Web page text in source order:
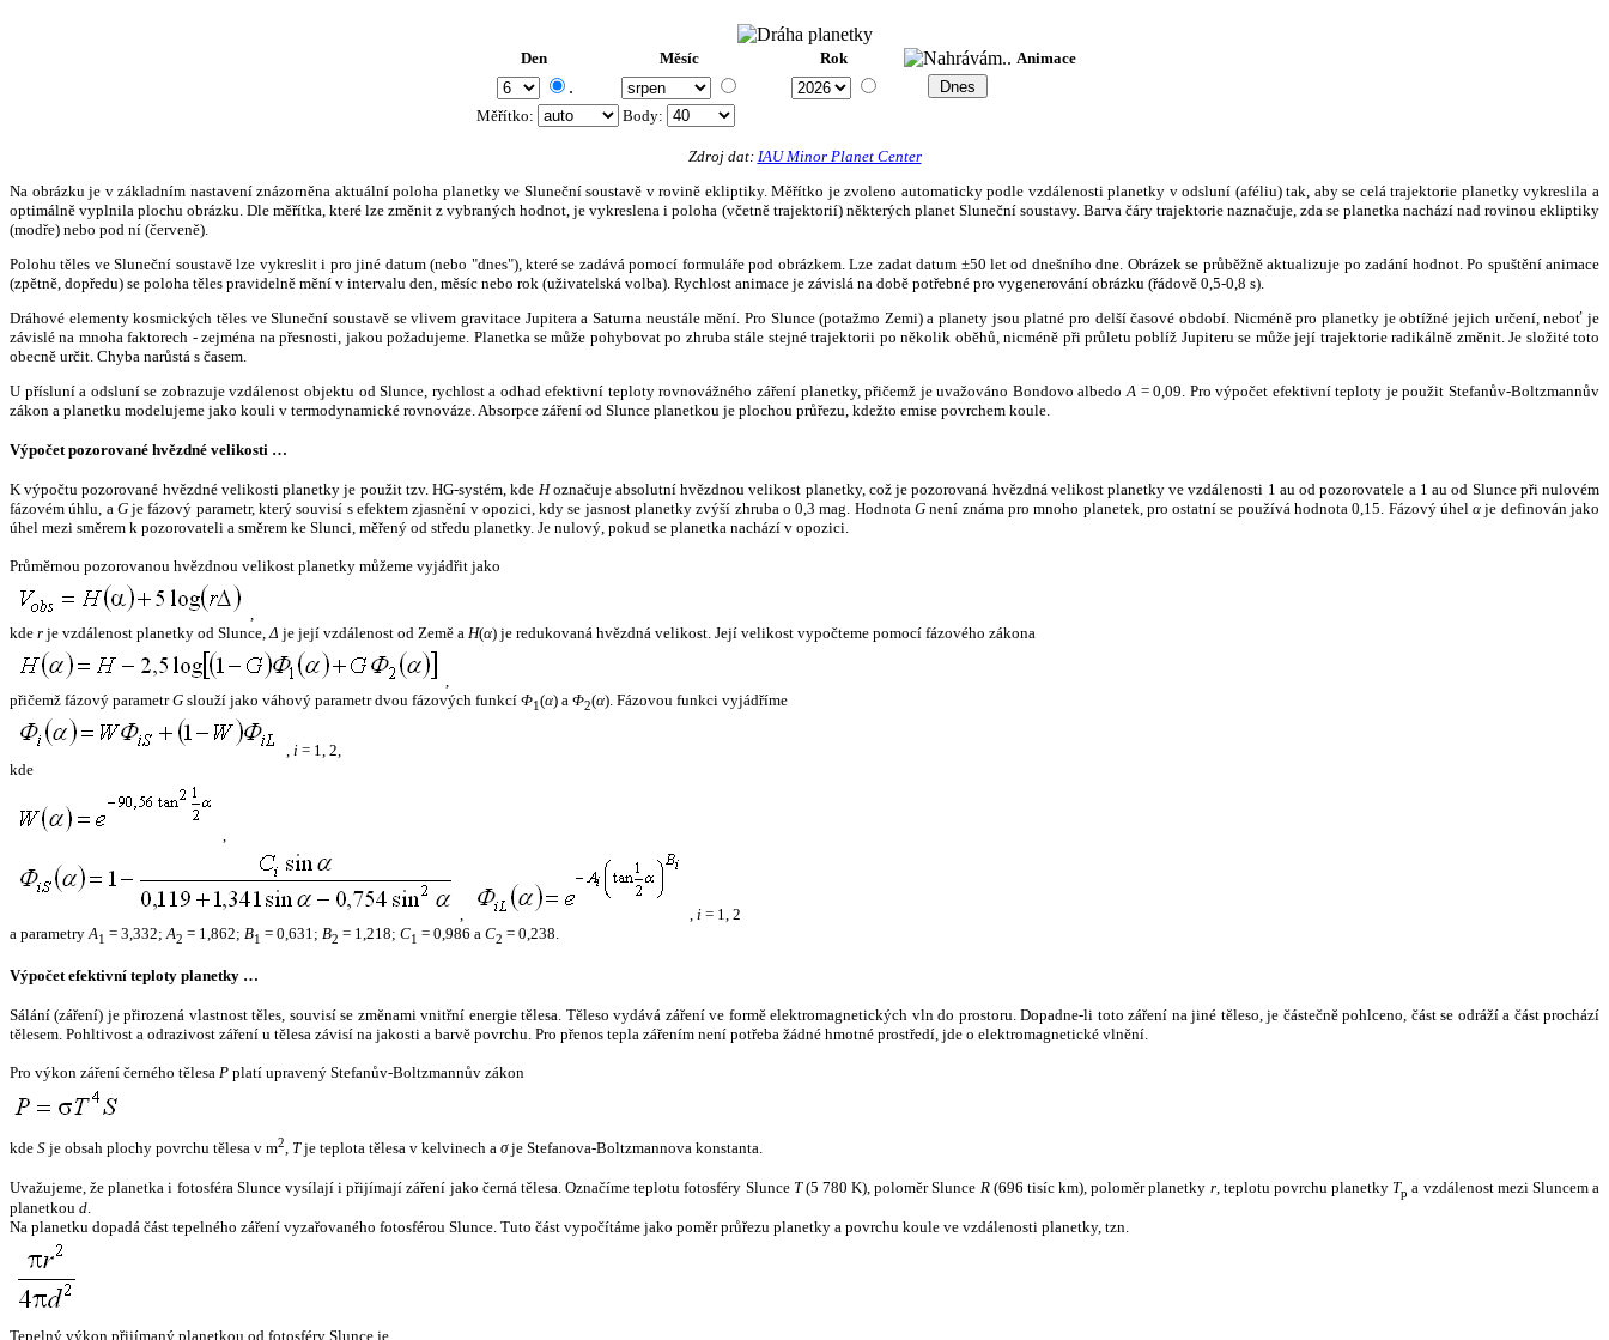
Den Měsíc Rok Animace
.
Měřítko: Body:
Zdroj dat: IAU Minor Planet Center
Na obrázku je v základním nastavení znázorněna aktuální poloha planetky ve Sluneční soustavě v rovině ekliptiky. Měřítko je zvoleno automaticky podle vzdálenosti planetky v odsluní (aféliu) tak, aby se celá trajektorie planetky vykreslila a
optimálně vyplnila plochu obrázku. Dle měřítka, které lze změnit z vybraných hodnot, je vykreslena i poloha (včetně trajektorií) některých planet Sluneční soustavy. Barva čáry trajektorie naznačuje, zda se planetka nachází nad rovinou ekliptiky
(modře) nebo pod ní (červeně).
Polohu těles ve Sluneční soustavě lze vykreslit i pro jiné datum (nebo "dnes"), které se zadává pomocí formuláře pod obrázkem. Lze zadat datum ±50 let od dnešního dne. Obrázek se průběžně aktualizuje po zadání hodnot. Po spuštění animace
(zpětně, dopředu) se poloha těles pravidelně mění v intervalu den, měsíc nebo rok (uživatelská volba). Rychlost animace je závislá na době potřebné pro vygenerování obrázku (řádově 0,5-0,8 s).
Dráhové elementy kosmických těles ve Sluneční soustavě se vlivem gravitace Jupitera a Saturna neustále mění. Pro Slunce (potažmo Zemi) a planety jsou platné pro delší časové období. Nicméně pro planetky je obtížné jejich určení, neboť je
závislé na mnoha faktorech - zejména na přesnosti, jakou požadujeme. Planetka se může pohybovat po zhruba stále stejné trajektorii po několik oběhů, nicméně při průletu poblíž Jupiteru se může její trajektorie radikálně změnit. Je složité toto
obecně určit. Chyba narůstá s časem.
U přísluní a odsluní se zobrazuje vzdálenost objektu od Slunce, rychlost a odhad efektivní teploty rovnovážného záření planetky, přičemž je uvažováno Bondovo albedo A = 0,09. Pro výpočet efektivní teploty je použit Stefanův-Boltzmannův
zákon a planetku modelujeme jako kouli v termodynamické rovnováze. Absorpce záření od Slunce planetkou je plochou průřezu, kdežto emise povrchem koule.
Výpočet pozorované hvězdné velikosti …
K výpočtu pozorované hvězdné velikosti planetky je použit tzv. HG-systém, kde Hoznačuje absolutní hvězdnou velikost planetky, což je pozorovaná hvězdná velikost planetky ve vzdálenosti 1 au od pozorovatele a 1 au od Slunce při nulovém
fázovém úhlu, a Gje fázový parametr, který souvisí s efektem zjasnění v opozici, kdy se jasnost planetky zvýší zhruba o 0,3 mag. HodnotaG není známa pro mnoho planetek, pro ostatní se používá hodnota 0,15. Fázový úhelα je definován jako
úhel mezi směrem k pozorovateli a směrem ke Slunci, měřený od středu planetky. Je nulový, pokud se planetka nachází v opozici.
Průměrnou pozorovanou hvězdnou velikost planetky můžeme vyjádřit jako
,
kde r je vzdálenost planetky od Slunce,Δ je její vzdálenost od Země a H(α) je redukovaná hvězdná velikost. Její velikost vypočteme pomocí fázového zákona
,
přičemž fázový parametrG slouží jako váhový parametr dvou fázových funkcí Φ1(α) a Φ2(α). Fázovou funkci vyjádříme
, i = 1, 2,
kde
,
, , i = 1, 2
a parametryA1 = 3,332;A2 = 1,862; B1 = 0,631; B2 = 1,218; C1 = 0,986 a C2 = 0,238.
Výpočet efektivní teploty planetky …
Sálání (záření) je přirozená vlastnost těles, souvisí se změnami vnitřní energie tělesa. Těleso vydává záření ve formě elektromagnetických vln do prostoru. Dopadne-li toto záření na jiné těleso, je částečně pohlceno, část se odráží a část prochází
tělesem. Pohltivost a odrazivost záření u tělesa závisí na jakosti a barvě povrchu. Pro přenos tepla zářením není potřeba žádné hmotné prostředí, jde o elektromagnetické vlnění.
Pro výkon záření černého tělesa P platí upravený Stefanův-Boltzmannův zákon
kde S je obsah plochy povrchu tělesa v m2, Tje teplota tělesa v kelvinech a σje Stefanova-Boltzmannova konstanta.
Uvažujeme, že planetka i fotosféra Slunce vysílají i přijímají záření jako černá tělesa. Označíme teplotu fotosféry Slunce T(5 780 K), poloměr Slunce R(696 tisíc km), poloměr planetky r, teplotu povrchu planetky Tp a vzdálenost mezi Sluncem a
planetkou d.
Na planetku dopadá část tepelného záření vyzařovaného fotosférou Slunce. Tuto část vypočítáme jako poměr průřezu planetky a povrchu koule ve vzdálenosti planetky, tzn.
Tepelný výkon přijímaný planetkou od fotosféry Slunce je